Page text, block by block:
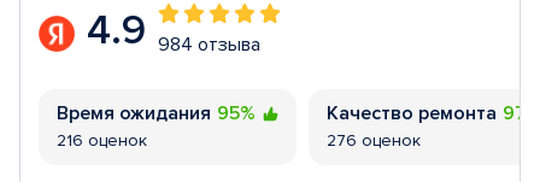
4.9 984 отзыва
Время ожидания 95%
216 оценок
Качество ремонта
276 оценок